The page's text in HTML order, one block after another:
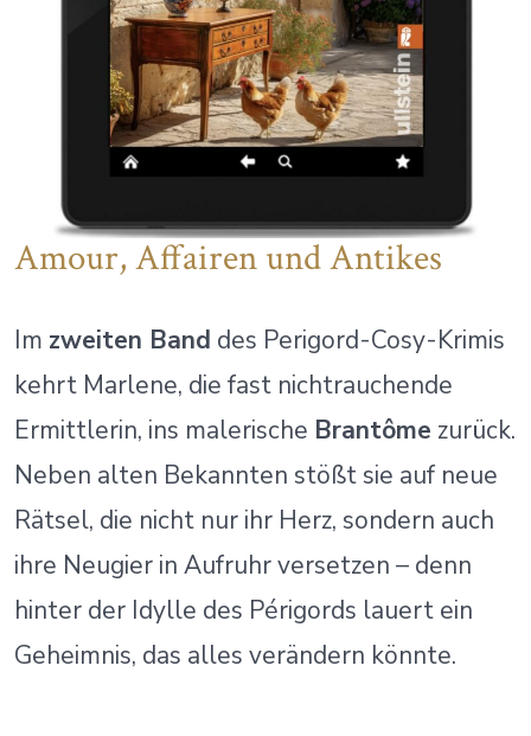
Amour, Affairen und Antikes
Im zweiten Band des Perigord-Cosy-Krimis
kehrt Marlene, die fast nichtrauchende
Ermittlerin, ins malerische Brantôme zurück.
Neben alten Bekannten stößt sie auf neue
Rätsel, die nicht nur ihr Herz, sondern auch
ihre Neugier in Aufruhr versetzen – denn
hinter der Idylle des Périgords lauert ein
Geheimnis, das alles verändern könnte.